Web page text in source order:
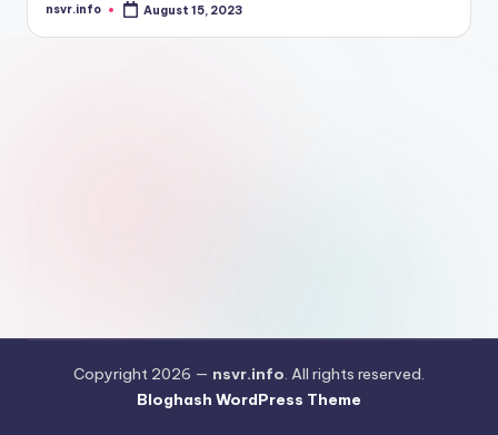
Posted
nsvr.info August 15, 2023
Copyright 2026 — nsvr.info. All rights reserved.
Bloghash WordPress Theme